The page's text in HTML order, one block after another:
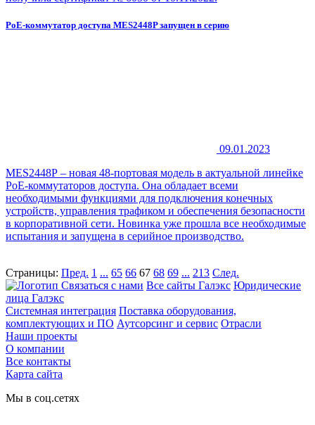
PoE-коммутатор доступа MES2448P запущен в серию
09.01.2023
MES2448Р – новая 48-портовая модель в актуальной линейке
PoE-коммутаторов доступа. Она обладает всеми
необходимыми функциями для подключения конечных
устройств, управления трафиком и обеспечения безопасности
в корпоративной сети. Новинка уже прошла все необходимые
испытания и запущена в серийное производство.
Страницы: Пред. 1 ... 65 66 67 68 69 ... 213 След.
Связаться с нами Все сайты Галэкс Юридические
лица Галэкс
Системная интеграция Поставка оборудования,
комплектующих и ПО Аутсорсинг и сервис Отрасли
Наши проекты
О компании
Все контакты
Карта сайта
Мы в соц.сетях